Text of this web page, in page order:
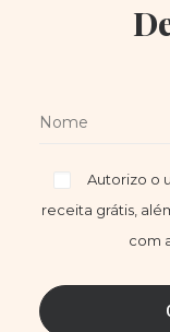
Autorizo o
receita grátis,
com